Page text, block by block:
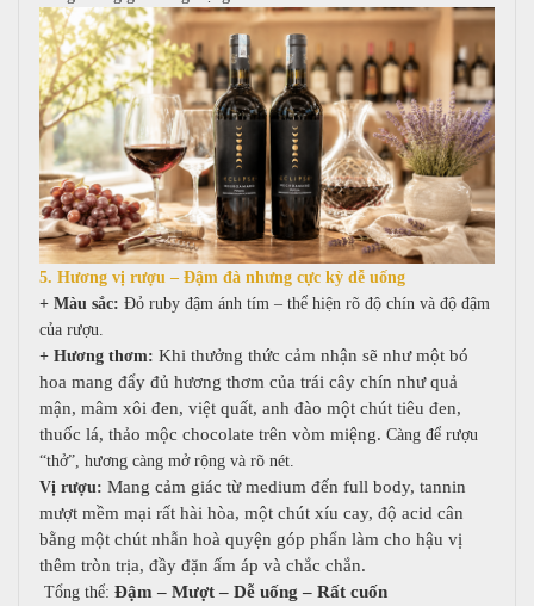
5. Hương vị rượu – Đậm đà nhưng cực kỳ dễ uống
+ Màu sắc:Đỏ ruby đậm ánh tím – thể hiện rõ độ chín và độ đậm
của rượu.
+ Hương thơm:Khi thưởng thức cảm nhận sẽ như một bó
hoa mang đẩy đủ hương thơm của trái cây chín như quả
mận, mâm xôi đen, việt quất, anh đào một chút tiêu đen,
thuốc lá, thảo mộc chocolate trên vòm miệng.Càng để rượu
“thở”, hương càng mở rộng và rõ nét.
Vị rượu:Mang cảm giác từ medium đến full body, tannin
mượt mềm mại rất hài hòa, một chút xíu cay, độ acid cân
bằng một chút nhẫn hoà quyện góp phẩn làm cho hậu vị
thêm tròn trịa, đầy đặn ấm áp và chắc chắn.
Tổng thể:Đậm – Mượt – Dễ uống – Rất cuốn